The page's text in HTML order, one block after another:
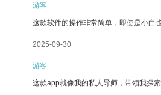
游客
这款软件的操作非常简单，即使是小白
2025-09-30
游客
这款app就像我的私人导师，带领我探索